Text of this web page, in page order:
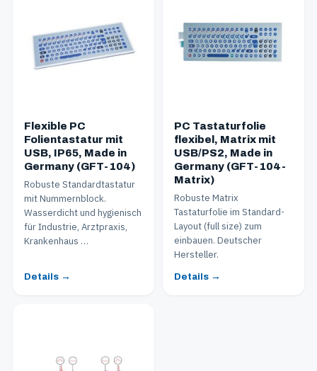
Flexible PC
Folientastatur mit
USB, IP65, Made in
Germany (GFT-104)
Robuste Standardtastatur
mit Nummernblock.
Wasserdicht und hygienisch
für Industrie, Arztpraxis,
Krankenhaus …
Details →
PC Tastaturfolie
flexibel, Matrix mit
USB/PS2, Made in
Germany (GFT-104-
Matrix)
Robuste Matrix
Tastaturfolie im Standard-
Layout (full size) zum
einbauen. Deutscher
Hersteller.
Details →